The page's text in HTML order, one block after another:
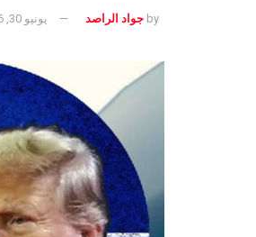
by جواد الراصد يونيو 30, 2026